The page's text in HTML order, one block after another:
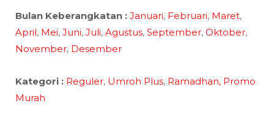
Bulan Keberangkatan : Januari, Februari, Maret,
April, Mei, Juni, Juli, Agustus, September, Oktober,
November, Desember
Kategori : Reguler, Umroh Plus, Ramadhan, Promo
Murah